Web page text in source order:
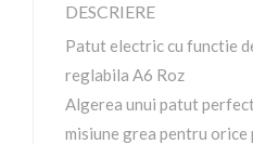
DESCRIERE
Patut electric cu functie
reglabila A6 Roz
Algerea unui patut
misiune grea pentru